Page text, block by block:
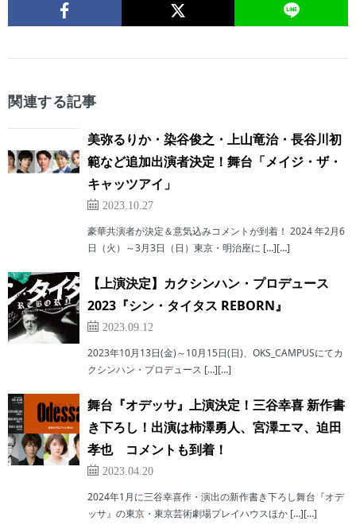
関連する記事
美弥るりか・染谷俊之・上山竜治・長谷川初
範など追加出演者決定！舞台「メイジ・ザ・
キャッツアイ」
2023.10.27
豪華共演者が決定＆意気込みコメントが到着！ 2024 年2月6
日（火）～3月3日（日）東京・明治座に […][…]
【上演決定】カクシンハン・プロデュース
2023『シン・タイタス REBORN』
2023.09.12
2023年10月13日(金)～10月15日(日)、OKS_CAMPUSにてカ
クシンハン・プロデュース […][…]
舞台『オデッサ』上演決定！三谷幸喜 新作書
き下ろし！出演は柿澤勇人、宮澤エマ、迫田
孝也 コメントも到着！
2023.04.20
2024年1月に三谷幸喜作・演出の新作書き下ろし舞台『オデ
ッサ』の東京・東京芸術劇場プレイハウスほか […][…]